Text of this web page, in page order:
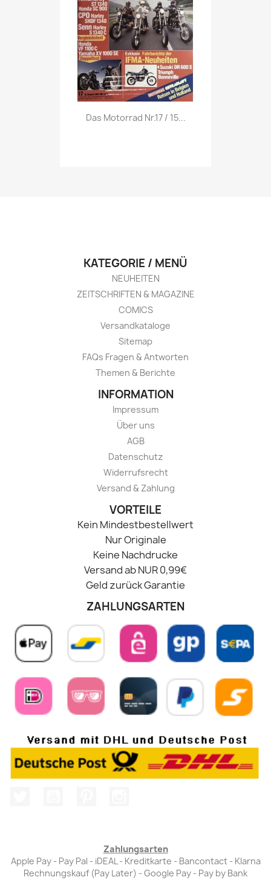
Vorschau
Das Motorrad Nr.17 / 15...
KATEGORIE / MENÜ
NEUHEITEN
ZEITSCHRIFTEN & MAGAZINE
COMICS
Versandkataloge
Sitemap
FAQs Fragen & Antworten
Themen & Berichte
INFORMATION
Impressum
Über uns
AGB
Datenschutz
Widerrufsrecht
Versand & Zahlung
VORTEILE
Kein Mindestbestellwert
Nur Originale
Keine Nachdrucke
Versand ab NUR 0,99€
Geld zurück Garantie
ZAHLUNGSARTEN
Zahlungsarten
Apple Pay - Pay Pal - iDEAL - Kreditkarte - Bancontact - Klarna
Rechnungskauf (Pay Later) - Google Pay - Pay by Bank